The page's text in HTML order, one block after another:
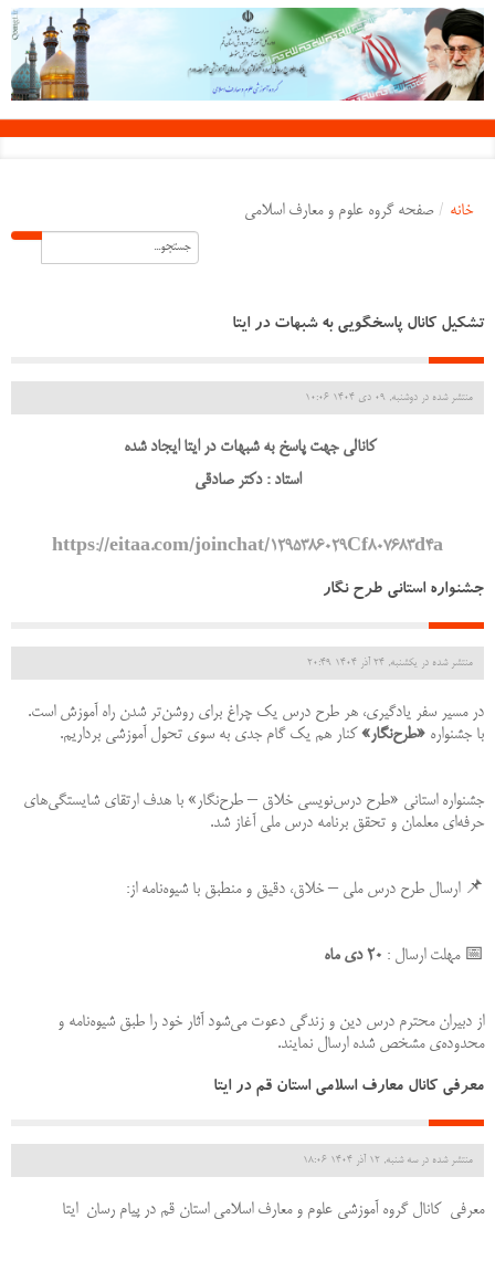
خانه / صفحه گروه علوم و معارف اسلامی
تشکیل کانال پاسخگویی به شبهات در ایتا
منتشر شده در دوشنبه, 09 دی 1404 10:06
کانالی جهت پاسخ به شبهات در ایتا ایجاد شده
استاد : دکتر صادقی
https://eitaa.com/joinchat/1295386029Cf807683d4a
جشنواره استانی طرح نگار
منتشر شده در یکشنبه, 24 آذر 1404 20:49
در مسیر سفر یادگیری، هر طرح درس یک چراغ برای روشن‌تر شدن راه آموزش است.
با جشنواره «طرح‌نگار» کنار هم یک گام جدی به سوی تحول آموزشی برداریم.
جشنواره استانی «طرح درس‌نویسی خلاق – طرح‌نگار» با هدف ارتقای شایستگی‌های
حرفه‌ای معلمان و تحقق برنامه درس ملی آغاز شد.
📌 ارسال طرح درس ملی – خلاق، دقیق و منطبق با شیوه‌نامه از:
📅 مهلت ارسال : ۲۰ دی ماه
از دبیران محترم درس دین و زندگی دعوت می‌شود آثار خود را طبق شیوه‌نامه و
محدوده‌ی مشخص شده ارسال نمایند.
معرفی کانال معارف اسلامی استان قم در ایتا
منتشر شده در سه شنبه, 12 آذر 1404 18:06
معرفی کانال گروه آموزشی علوم و معارف اسلامی استان قم در پیام رسان ایتا